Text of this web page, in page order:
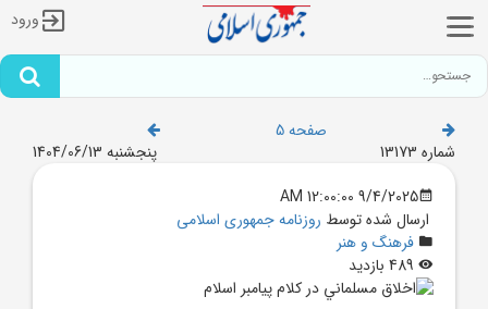
ورود
صفحه 5
شماره 13173
پنجشنبه 1404/06/13
9/4/2025 12:00:00 AM
ارسال شده توسط روزنامه جمهوری اسلامی
فرهنگ و هنر